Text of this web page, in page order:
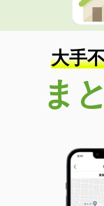
大手
ま